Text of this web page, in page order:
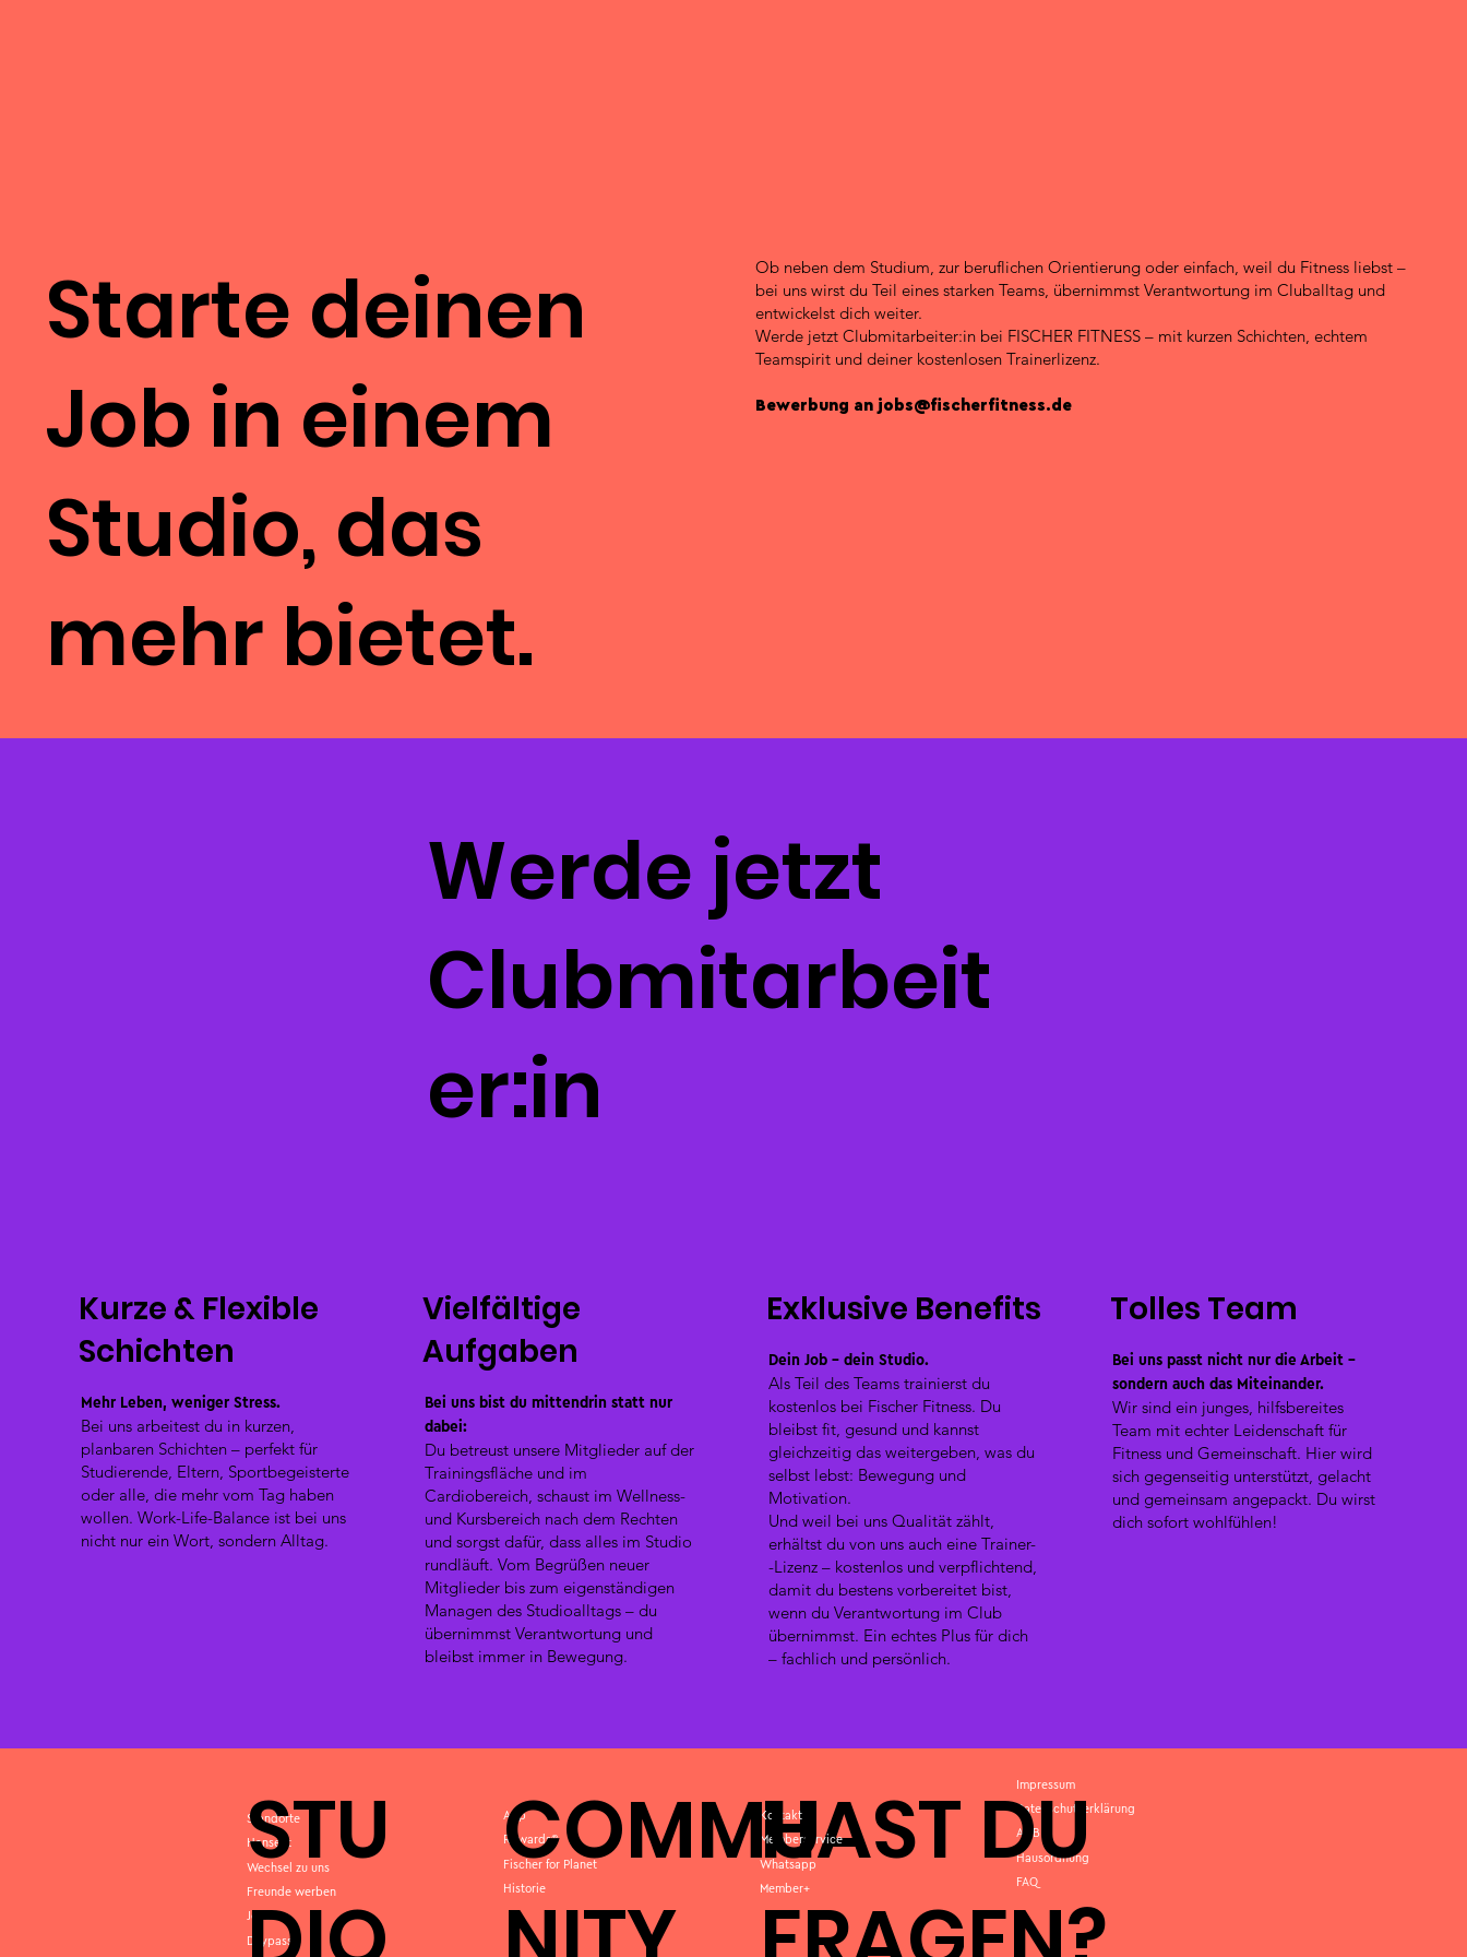
Starte deinen
Job in einem
Studio, das
mehr bietet.
Ob neben dem Studium, zur beruflichen Orientierung oder einfach, weil du Fitness liebst –
bei uns wirst du Teil eines starken Teams, übernimmst Verantwortung im Cluballtag und
entwickelst dich weiter.
Werde jetzt Clubmitarbeiter:in bei FISCHER FITNESS – mit kurzen Schichten, echtem
Teamspirit und deiner kostenlosen Trainerlizenz.
Bewerbung an jobs@fischerfitness.de
Werde jetzt
Clubmitarbeit
er:in
Kurze & Flexible
Schichten
Mehr Leben, weniger Stress.
Bei uns arbeitest du in kurzen,
planbaren Schichten – perfekt für
Studierende, Eltern, Sportbegeisterte
oder alle, die mehr vom Tag haben
wollen. Work-Life-Balance ist bei uns
nicht nur ein Wort, sondern Alltag.
Vielfältige
Aufgaben
Bei uns bist du mittendrin statt nur
dabei:
Du betreust unsere Mitglieder auf der
Trainingsfläche und im
Cardiobereich, schaust im Wellness-
und Kursbereich nach dem Rechten
und sorgst dafür, dass alles im Studio
rundläuft. Vom Begrüßen neuer
Mitglieder bis zum eigenständigen
Managen des Studioalltags – du
übernimmst Verantwortung und
bleibst immer in Bewegung.
Exklusive Benefits
Dein Job – dein Studio.
Als Teil des Teams trainierst du
kostenlos bei Fischer Fitness. Du
bleibst fit, gesund und kannst
gleichzeitig das weitergeben, was du
selbst lebst: Bewegung und
Motivation.
Und weil bei uns Qualität zählt,
erhältst du von uns auch eine Trainer-
-Lizenz – kostenlos und verpflichtend,
damit du bestens vorbereitet bist,
wenn du Verantwortung im Club
übernimmst. Ein echtes Plus für dich
– fachlich und persönlich.
Tolles Team
Bei uns passt nicht nur die Arbeit –
sondern auch das Miteinander.
Wir sind ein junges, hilfsbereites
Team mit echter Leidenschaft für
Fitness und Gemeinschaft. Hier wird
sich gegenseitig unterstützt, gelacht
und gemeinsam angepackt. Du wirst
dich sofort wohlfühlen!
Standorte
Hansefit
Wechsel zu uns
Freunde werben
Jobs
Daypass
STU
Impressum
Datenschutzerklärung
AGB
Hausordnung
FAQ
HAST DU
Kontakt
Memberservice
Whatsapp
Member+
App
Rewards®
Fischer for Planet
Historie
COMMU